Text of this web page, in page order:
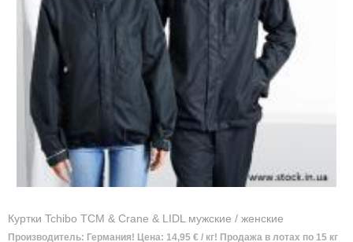
Куртки Tchibo TCM & Crane & LIDL мужские / женские
Производитель: Германия! Цена: 14,95 € / кг! Продажа в лотах по 15 кг